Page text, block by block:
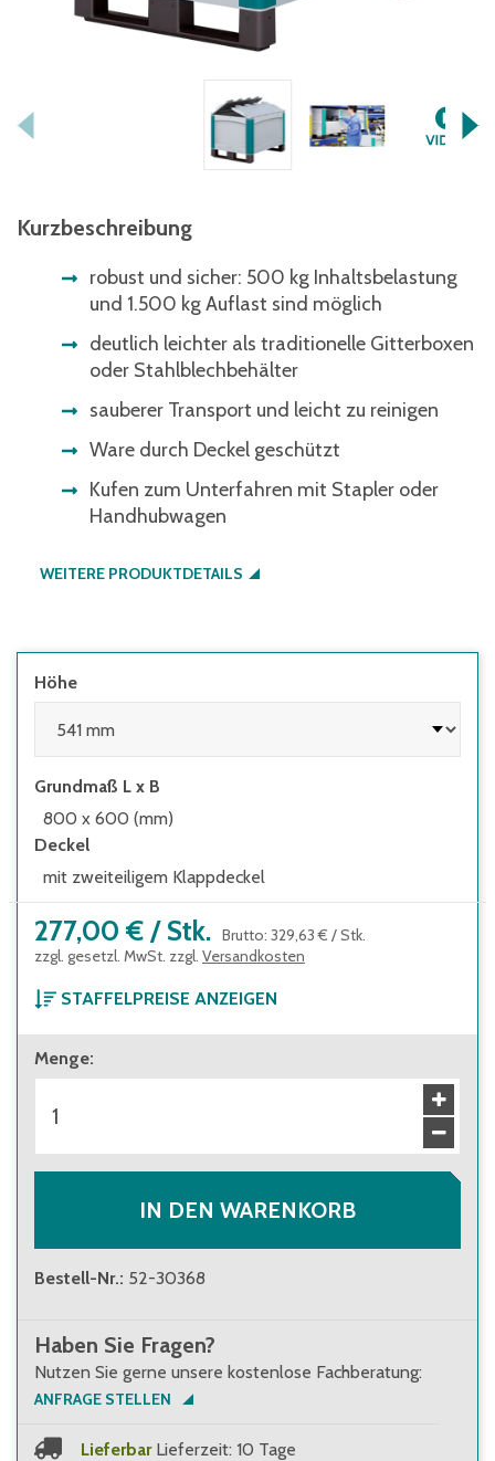
Kurzbeschreibung
robust und sicher: 500 kg Inhaltsbelastung
und 1.500 kg Auflast sind möglich
deutlich leichter als traditionelle Gitterboxen
oder Stahlblechbehälter
sauberer Transport und leicht zu reinigen
Ware durch Deckel geschützt
Kufen zum Unterfahren mit Stapler oder
Handhubwagen
WEITERE PRODUKTDETAILS
Höhe
Grundmaß L x B
800 x 600 (mm)
Deckel
mit zweiteiligem Klappdeckel
277,00 € / Stk. Brutto: 329,63 € /Stk.
zzgl. gesetzl. MwSt. zzgl. Versandkosten
STAFFELPREISE ANZEIGEN
ab 1 Stück
277,00 €
ab 8 Stück
260,00 €
ab 100 Stück
Menge:
IN DEN WARENKORB
Bestell-Nr.: 52-30368
Haben Sie Fragen?
Nutzen Sie gerne unsere kostenlose Fachberatung:
ANFRAGE STELLEN
Lieferbar Lieferzeit: 10 Tage